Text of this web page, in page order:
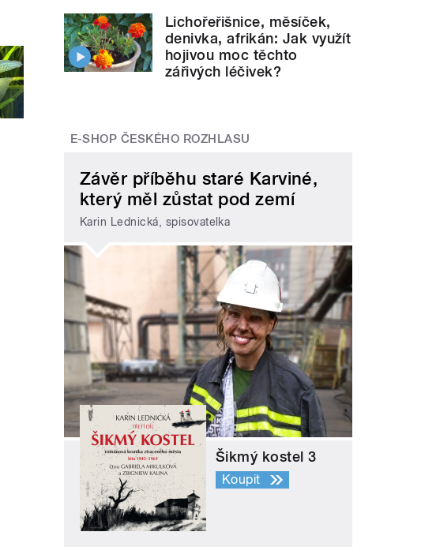
Lichořeřišnice, měsíček,
denivka, afrikán: Jak využít
hojivou moc těchto
zářivých léčivek?
E-SHOP ČESKÉHO ROZHLASU
Závěr příběhu staré Karviné,
který měl zůstat pod zemí
Karin Lednická, spisovatelka
Šikmý kostel 3
Koupit